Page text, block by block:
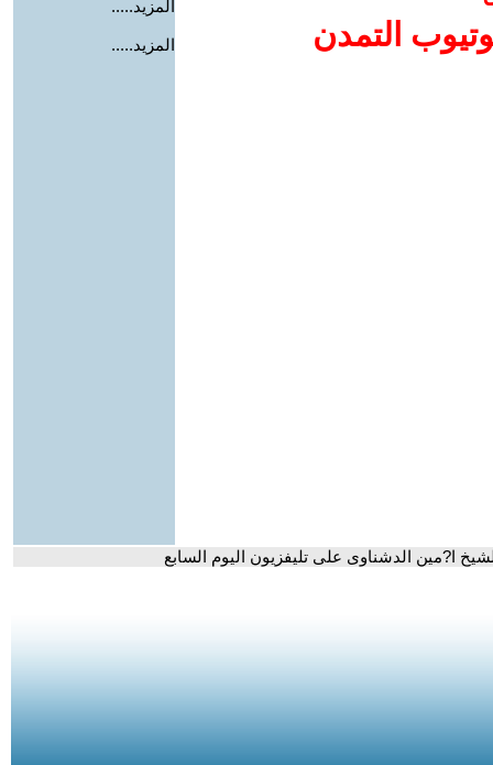
التمدن
المزيد.....
المزيد.....
ا?مين الدشناوى على تليفزيون اليوم السابع